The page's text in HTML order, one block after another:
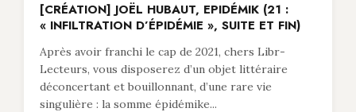
[CRÉATION] JOËL HUBAUT, EPIDÉMIK (21 :
« INFILTRATION D’ÉPIDÉMIE », SUITE ET FIN)
Après avoir franchi le cap de 2021, chers Libr-
Lecteurs, vous disposerez d’un objet littéraire
déconcertant et bouillonnant, d’une rare vie
singulière : la somme épidémike...